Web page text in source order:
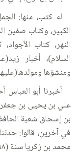
له كتب، منها:
الكبير، وكتاب صفين
النهر، كتاب
السلام)، أخبار
ومنشؤها
أخبرنا أبو
علي بن يحيى بن جعفر
بن إسحاق شعبة
في آخرين، قالوا:
محمد بن زكريا سنة (٢٩٨)».